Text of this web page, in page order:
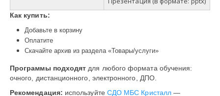
Как купить:
Добавьте в корзину
Оплатите
Скачайте архив из раздела «Товары/услуги»
Программы подходят для любого формата обучения:
очного, дистанционного, электронного, ДПО.
Рекомендация: используйте СДО МБС Кристалл—